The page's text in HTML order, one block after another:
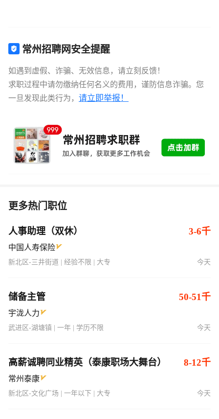
常州招聘网安全提醒
如遇到虚假、诈骗、无效信息，请立刻反馈！
求职过程中请勿缴纳任何名义的费用，谨防信息诈骗。您
一旦发现此类行为， 请立即举报！
更多热门职位
人事助理（双休） 3-6千
中国人寿保险
新北区-三井街道 | 经验不限 | 大专 今天
储备主管 50-51千
宇泷人力
武进区-湖塘镇 | 一年 | 学历不限 今天
高薪诚聘同业精英（泰康职场大舞台） 8-12千
常州泰康
新北区-文化广场 | 一年以下 | 大专 今天